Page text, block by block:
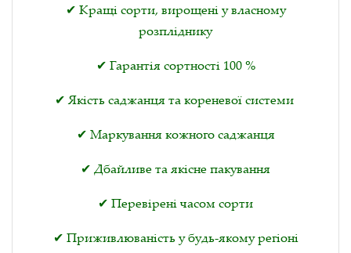
✔ Кращі сорти, вирощені у власному
розпліднику
✔ Гарантія сортності 100 %
✔ Якість саджанця та кореневої системи
✔ Маркування кожного саджанця
✔ Дбайливе та якісне пакування
✔ Перевірені часом сорти
✔ Приживлюваність у будь-якому регіоні